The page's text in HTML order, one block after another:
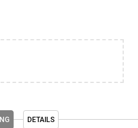
DETAILS